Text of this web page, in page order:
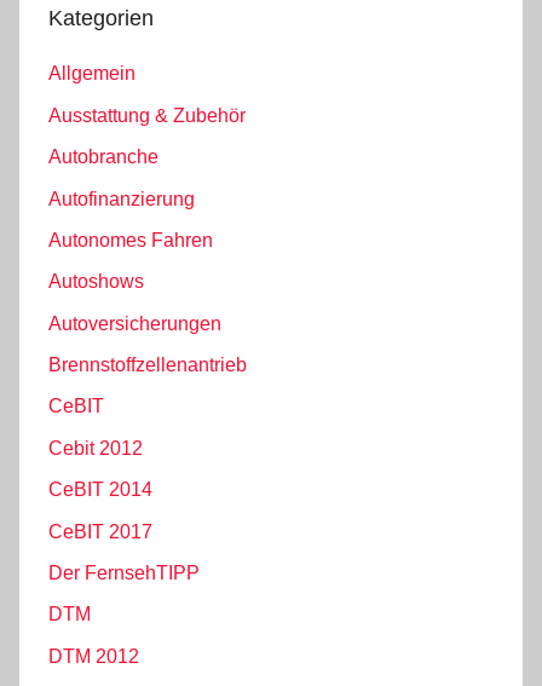
Kategorien
Allgemein
Ausstattung & Zubehör
Autobranche
Autofinanzierung
Autonomes Fahren
Autoshows
Autoversicherungen
Brennstoffzellenantrieb
CeBIT
Cebit 2012
CeBIT 2014
CeBIT 2017
Der FernsehTIPP
DTM
DTM 2012